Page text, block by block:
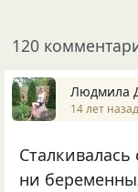
120
Людмила
14 лет назад
ни